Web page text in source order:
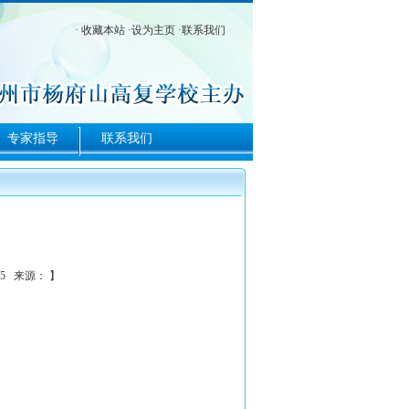
· 收藏本站 ·设为主页 ·联系我们
专家指导 联系我们
来源： 】